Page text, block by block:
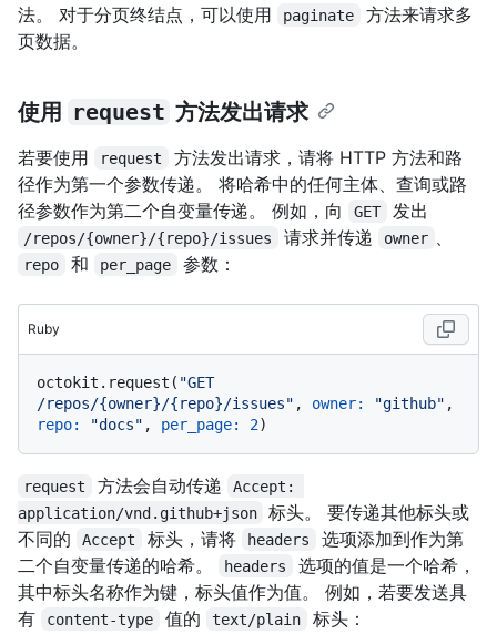
法。 对于分页终结点，可以使用
paginate
方法来请求多
页数据。
使用 request 方法发出请求
若要使用 request
方法发出请求，请将 HTTP 方法和路
径作为第一个参数传递。 将哈希中的任何主体、查询或路
径参数作为第二个自变量传递。 例如，向
GET 发出
/repos/{owner}/{repo}/issues 请求并传递 owner
repo 和 per_page 参数：
Ruby
octokit.request( "GET
/repos/{owner}/{repo}/issues" , owner: "github"
repo:
"docs" , per_page: 2
request 方法会自动传递
Accept:
application/vnd.github+json
标头。 要传递其他标头或
不同的
Accept 标头，请将 headers
选项添加到作为第
二个自变量传递的哈希。
headers
选项的值是一个哈希，
其中标头名称作为键，标头值作为值。 例如，若要发送具
有
content-type 值的 text/plain 标头：